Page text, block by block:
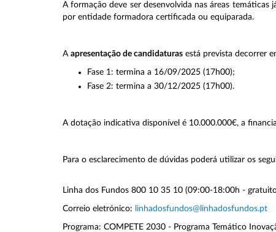
A formação deve ser desenvolvida nas áreas temáticas
por entidade formadora certificada ou equiparada.
A apresentação de candidaturas está prevista decorrer
Fase 1: termina a 16/09/2025 (17h00);
Fase 2: termina a 30/12/2025 (17h00).
A dotação indicativa disponível é 10.000.000€, a
Para o esclarecimento de dúvidas poderá utilizar os
Linha dos Fundos 800 10 35 10 (09:00-18:00h -
Correio eletrónico: linhadosfundos@linhadosfundos.pt
Programa: COMPETE 2030 - Programa Temático